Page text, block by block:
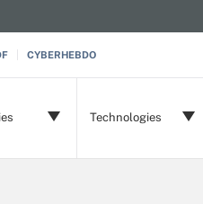
CYBERHEBDO
Technologies